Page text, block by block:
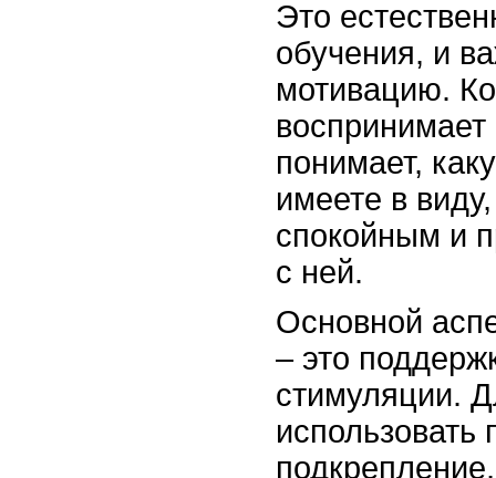
Это
обучения, и
мотивацию.
понимает,
имеете в
спокойным и
с ней.
Основной
– это
стимуляции.
использовать